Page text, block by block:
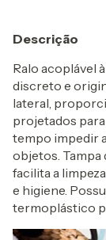
Descrição
Ralo acoplável
discreto e
lateral,
projetados
tempo impedir
objetos. Tampa
facilita a
e higiene.
termoplástico